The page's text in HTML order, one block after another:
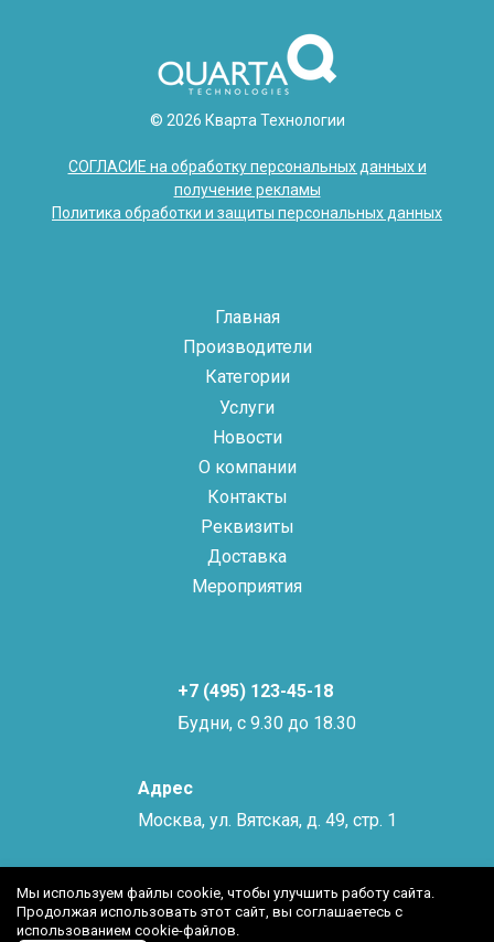
© 2026 Кварта Технологии
СОГЛАСИЕ на обработку персональных данных и
получение рекламы
Политика обработки и защиты персональных данных
Главная
Производители
Категории
Услуги
Новости
О компании
Контакты
Реквизиты
Доставка
Мероприятия
+7 (495) 123-45-18
Будни, с 9.30 до 18.30
Адрес
Москва, ул. Вятская, д. 49, стр. 1
Мы используем файлы cookie, чтобы улучшить работу сайта.
Продолжая использовать этот сайт, вы соглашаетесь с
использованием cookie-файлов.